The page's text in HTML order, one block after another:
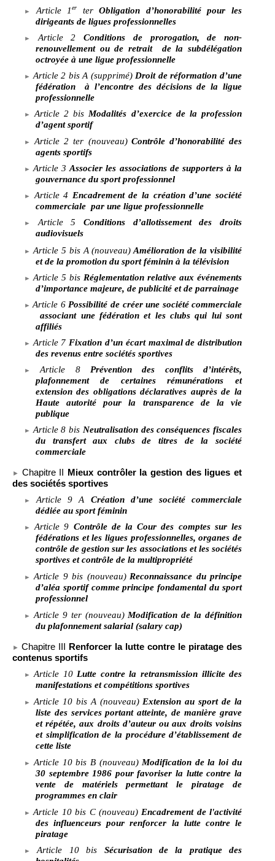
Article
1er terObligation d’honorabilité pour les
dirigeants de ligues professionnelles
Article
2Conditions de prorogation, de non-
renouvellement ou de retrait
de la subdélégation
octroyée à une ligue professionnelle
Article 2 bis A (supprimé) Droit de réformation d’une
fédération
à l’encontre des décisions de la ligue
professionnelle
Article 2 bis Modalités d’exercice de la profession
d’agent sportif
Article 2 ter (nouveau) Contrôle d’honorabilité des
agents sportifs
Article 3Associer les associations de supporters à la
gouvernance du sport professionnel
Article 4 Encadrement de la création d’une société
commerciale par une ligue professionnelle
Article
5 Conditions d’allotissement des droits
audiovisuels
Article 5 bis A (nouveau) Amélioration de la visibilité
et de la promotion du sport féminin à la télévision
Article 5 bisRéglementation relative aux événements
d’importance majeure, de publicité et de parrainage
Article 6 Possibilité de créer une société commerciale
associant une fédération et les clubs qui lui sont
affiliés
Article 7 Fixation d’un écart maximal de distribution
des revenus entre sociétés sportives
Article
8Prévention des conflits d’intérêts,
plafonnement de certaines rémunérations et
extension des obligations déclaratives auprès de la
Haute autorité pour la transparence de la vie
publique
Article 8 bis Neutralisation des conséquences fiscales
du transfert aux clubs de titres de la société
commerciale
Chapitre II Mieux contrôler la gestion des ligues et
des sociétés sportives
Article
9 A Création d’une société commerciale
dédiée au sport féminin
Article 9 Contrôle de la Cour des comptes sur les
fédérations et les ligues professionnelles, organes de
contrôle de gestion sur les associations et les sociétés
sportives et contrôle de la multipropriété
Article 9 bis (nouveau) Reconnaissance du principe
d’aléa sportif comme principe fondamental du sport
professionnel
Article 9 ter (nouveau) Modification de la définition
du plafonnement salarial (salary cap)
Chapitre III Renforcer la lutte contre le piratage des
contenus sportifs
Article 10Lutte contre la retransmission illicite des
manifestations et compétitions sportives
Article 10 bis A (nouveau) Extension au sport de la
liste des services portant atteinte, de manière grave
et répétée, aux droits d’auteur ou aux droits voisins
et simplification de la procédure d’établissement de
cette liste
Article 10 bis B (nouveau) Modification de la loi du
30 septembre 1986 pour favoriser la lutte contre la
vente de matériels permettant le piratage de
programmes en clair
Article 10 bis C (nouveau) Encadrement de l'activité
des influenceurs pour renforcer la lutte contre le
piratage
Article
10 bis Sécurisation de la pratique des